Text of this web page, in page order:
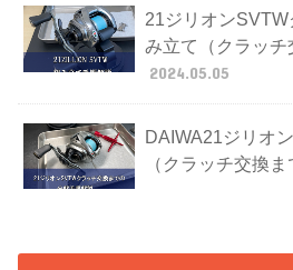
21ジリオン
み立て（クラッチ
2024.05.05
DAIWA21ジリオ
（クラッチ交換ま